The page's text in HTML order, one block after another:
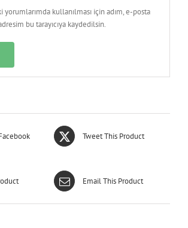
yorumlarımda kullanılması için adım, e-posta
bu tarayıcıya kaydedilsin.
Tweet This Product
Email This Product